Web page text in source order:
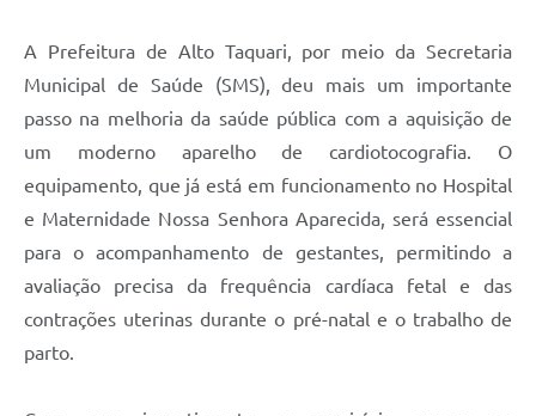
A Prefeitura de Alto Taquari, por meio da Secretaria
Municipal de Saúde (SMS), deu mais um importante
passo na melhoria da saúde pública com a aquisição de
um moderno aparelho de cardiotocografia. O
equipamento, que já está em funcionamento no Hospital
e Maternidade Nossa Senhora Aparecida, será essencial
para o acompanhamento de gestantes, permitindo a
avaliação precisa da frequência cardíaca fetal e das
contrações uterinas durante o pré-natal e o trabalho de
parto.